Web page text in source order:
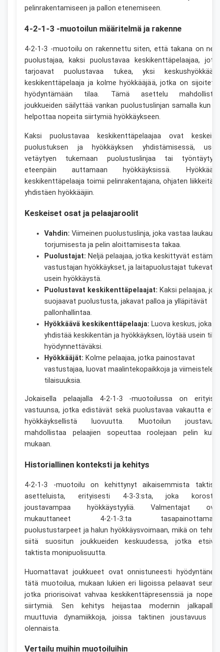
pelinrakentamiseen ja pallon etenemiseen.
4-2-1-3 -muotoilun määritelmä ja rakenne
4-2-1-3 -muotoilu on rakennettu siten, että takana on
puolustajaa, kaksi puolustavaa keskikenttäpelaajaa,
tarjoavat puolustavaa tukea, yksi
keskikenttäpelaaja ja kolme hyökkääjää, jotka on
hyödyntämään tilaa. Tämä asettelu
joukkueiden säilyttää vankan puolustuslinjan samalla kun
helpottaa nopeita siirtymiä hyökkäykseen.
Kaksi puolustavaa keskikenttäpelaajaa ovat
puolustuksen ja hyökkäyksen yhdistämisessä,
vetäytyen tukemaan puolustuslinjaa tai
eteenpäin auttamaan hyökkäyksissä.
keskikenttäpelaaja toimii pelinrakentajana, ohjaten liikkeitä
yhdistäen hyökkääjiin.
Keskeiset osat ja pelaajaroolit
Vahdin: Viimeinen puolustuslinja, joka vastaa
torjumisesta ja pelin aloittamisesta takaa.
Puolustajat: Neljä pelaajaa, jotka keskittyvät
vastustajan hyökkäykset, ja laitapuolustajat tukevat
usein hyökkäystä.
Puolustavat keskikenttäpelaajat: Kaksi pelaajaa,
suojaavat puolustusta, jakavat palloa ja ylläpitävät
pallonhallintaa.
Hyökkäävä keskikenttäpelaaja: Luova keskus, joka
yhdistää keskikentän ja hyökkäyksen, löytää usein
hyödynnettäväksi.
Hyökkääjät: Kolme pelaajaa, jotka painostavat
vastustajaa, luovat maalintekopaikkoja ja
tilaisuuksia.
Jokaisella pelaajalla 4-2-1-3 -muotoilussa on
vastuunsa, jotka edistävät sekä puolustavaa vakautta
hyökkäyksellistä luovuutta. Muotoilun
mahdollistaa pelaajien sopeuttaa roolejaan pelin
mukaan.
Historiallinen konteksti ja kehitys
4-2-1-3 -muotoilu on kehittynyt aikaisemmista
asetteluista, erityisesti 4-3-3:sta, joka
joustavampaa hyökkäystyyliä. Valmentajat
mukauttaneet 4-2-1-3:ta
puolustustarpeet ja halun hyökkäysvoimaan, mikä on
siitä suositun joukkueiden keskuudessa, jotka
taktista monipuolisuutta.
Huomattavat joukkueet ovat onnistuneesti
tätä muotoilua, mukaan lukien eri liigoissa pelaavat
jotka priorisoivat vahvaa keskikenttäpresenssiä ja
siirtymiä. Sen kehitys heijastaa modernin
muuttuvia dynamiikkoja, joissa taktinen joustavuus
olennaista.
Vertailu muihin muotoiluihin